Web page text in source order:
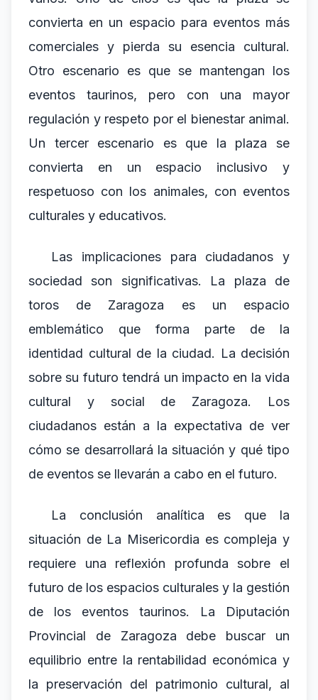
convierta en un espacio para eventos más
comerciales y pierda su esencia cultural.
Otro escenario es que se mantengan los
eventos taurinos, pero con una mayor
regulación y respeto por el bienestar animal.
Un tercer escenario es que la plaza se
convierta en un espacio inclusivo y
respetuoso con los animales, con eventos
culturales y educativos.
Las implicaciones para ciudadanos y
sociedad son significativas. La plaza de
toros de Zaragoza es un espacio
emblemático que forma parte de la
identidad cultural de la ciudad. La decisión
sobre su futuro tendrá un impacto en la vida
cultural y social de Zaragoza. Los
ciudadanos están a la expectativa de ver
cómo se desarrollará la situación y qué tipo
de eventos se llevarán a cabo en el futuro.
La conclusión analítica es que la
situación de La Misericordia es compleja y
requiere una reflexión profunda sobre el
futuro de los espacios culturales y la gestión
de los eventos taurinos. La Diputación
Provincial de Zaragoza debe buscar un
equilibrio entre la rentabilidad económica y
la preservación del patrimonio cultural, al